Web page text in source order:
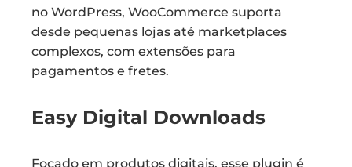
no WordPress, WooCommerce suporta
desde pequenas lojas até marketplaces
complexos, com extensões para
pagamentos e fretes.
Easy Digital Downloads
Focado em produtos digitais, esse plugin é